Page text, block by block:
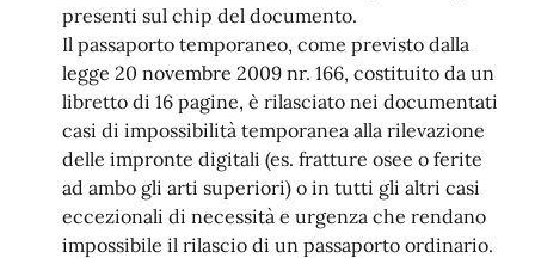
presenti sul chip del documento.
Il passaporto temporaneo, come previsto dalla
legge 20 novembre 2009 nr. 166, costituito da un
libretto di 16 pagine, è rilasciato nei documentati
casi di impossibilità temporanea alla rilevazione
delle impronte digitali (es. fratture osee o ferite
ad ambo gli arti superiori) o in tutti gli altri casi
eccezionali di necessità e urgenza che rendano
impossibile il rilascio di un passaporto ordinario.